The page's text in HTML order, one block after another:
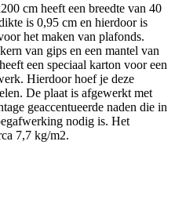
cm heeft een breedte van 40
is 0,95 cm en hierdoor is
het maken van plafonds.
van gips en een mantel van
een speciaal karton voor een
Hierdoor hoef je deze
De plaat is afgewerkt met
geaccentueerde naden die in
nodig is. Het
7,7 kg/m2.